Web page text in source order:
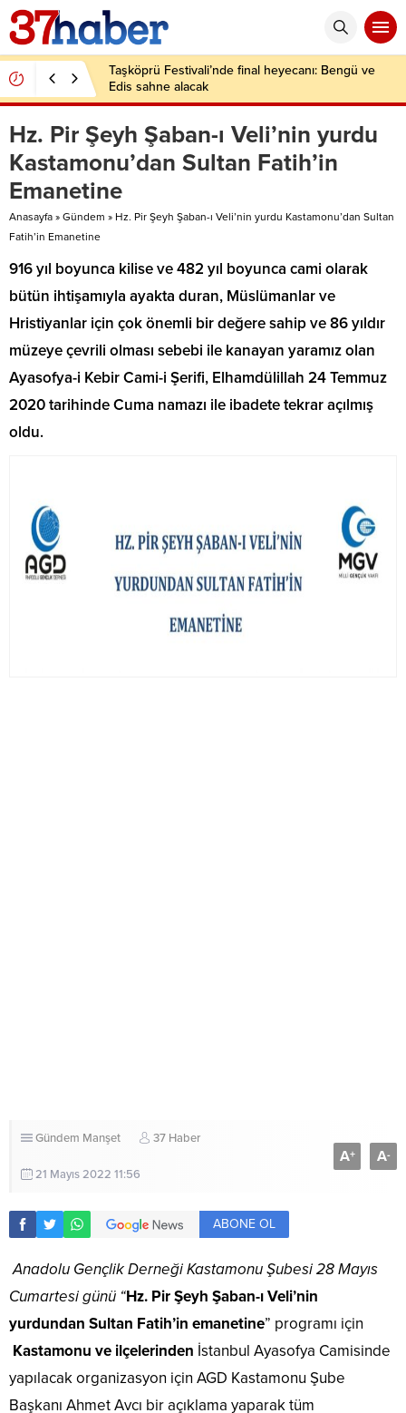
Taşköprü Festivali’nde final heyecanı: Bengü ve
Edis sahne alacak
Hz. Pir Şeyh Şaban-ı Veli’nin yurdu
Kastamonu’dan Sultan Fatih’in
Emanetine
Anasayfa » Gündem » Hz. Pir Şeyh Şaban-ı Veli’nin yurdu Kastamonu’dan Sultan
Fatih’in Emanetine
916 yıl boyunca kilise ve 482 yıl boyunca cami olarak
bütün ihtişamıyla ayakta duran, Müslümanlar ve
Hristiyanlar için çok önemli bir değere sahip ve 86 yıldır
müzeye çevrili olması sebebi ile kanayan yaramız olan
Ayasofya-i Kebir Cami-i Şerifi, Elhamdülillah 24 Temmuz
2020 tarihinde Cuma namazı ile ibadete tekrar açılmış
oldu.
Gündem Manşet 37 Haber
21 Mayıs 2022 11:56
A+ A-
ABONE OL
Anadolu Gençlik Derneği Kastamonu Şubesi 28 Mayıs
Cumartesi günü “Hz. Pir Şeyh Şaban-ı Veli’nin
yurdundan Sultan Fatih’in emanetine” programı için
Kastamonu ve ilçelerinden İstanbul Ayasofya Camisinde
yapılacak organizasyon için AGD Kastamonu Şube
Başkanı Ahmet Avcı bir açıklama yaparak tüm